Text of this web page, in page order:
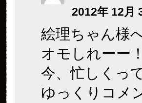
2012年 12月
絵理ちゃん様
オモしれーー
今、忙しくっ
ゆっくりコメ